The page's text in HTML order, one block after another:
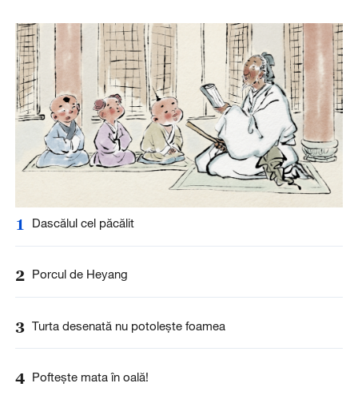
1 Dascălul cel păcălit
2 Porcul de Heyang
3 Turta desenată nu potoleşte foamea
4 Pofteşte mata în oală!